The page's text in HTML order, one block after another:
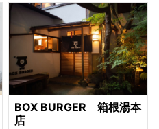
BOX BURGER 箱根湯本
店